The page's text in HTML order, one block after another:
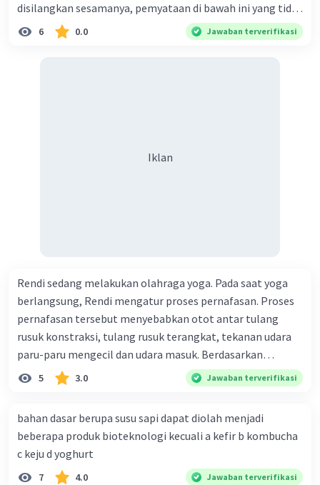
disilangkan sesamanya, pemyataan di bawah ini yang tidak
benar mengenai keturunan yang dihasilkan dari
6 0.0 Jawaban terverifikasi
Iklan
Rendi sedang melakukan olahraga yoga. Pada saat yoga
berlangsung, Rendi mengatur proses pernafasan. Proses
pernafasan tersebut menyebabkan otot antar tulang
rusuk konstraksi, tulang rusuk terangkat, tekanan udara
paru-paru mengecil dan udara masuk. Berdasarkan
informasi tersebut, dapat disimpulkan bahwa Rendi
sedang melakukan proses pernafasan....
5 3.0 Jawaban terverifikasi
bahan dasar berupa susu sapi dapat diolah menjadi
beberapa produk bioteknologi kecuali a kefir b kombucha
c keju d yoghurt
7 4.0 Jawaban terverifikasi